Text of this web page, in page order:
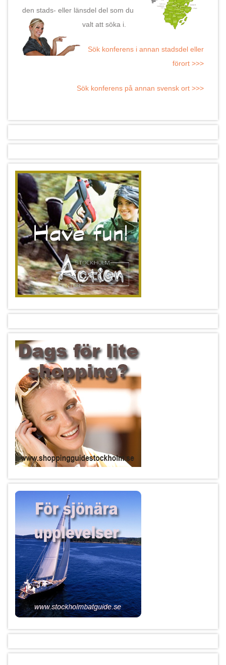
den stads- eller länsdel del som du
valt att söka i.
Sök konferens i annan stadsdel eller
förort >>>
Sök konferens på annan svensk ort >>>